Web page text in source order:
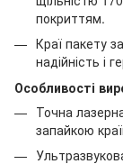
покриттям.
Краї пакету
надійність і
Особливості
Точна
запайкою